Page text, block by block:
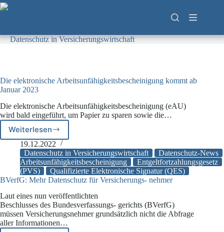
Zum
Inhalt
Datenschutz in Versicherungswirtschaft
Die elektronische Arbeitsunfähigkeitsbescheinigung kommt ab
Januar 2023
Die elektronische Arbeitsunfähigkeitsbescheinigung (eAU)
wird bald eingeführt, um Papier zu sparen sowie die…
Weiterlesen
Die
elektronische
Arbeitsunfähigkeitsbescheinigung
kommt
ab
Januar
19.12.2022
Datenschutz in Versicherungswirtschaft
Datenschutz-News
Arbeitsunfähigkeitsbescheinigung
Entgeltfortzahlungsgesetz
(PVS)
Qualifizierte Elektronische Signatur (QES)
BVerfG: Mehr Datenschutz für Versicherungs- nehmer
Laut eines nun veröffentlichten
Beschlusses des Bundesverfassungs- gerichts (BVerfG)
müssen Versicherungsnehmer grundsätzlich nicht die Abfrage
aller Informationen…